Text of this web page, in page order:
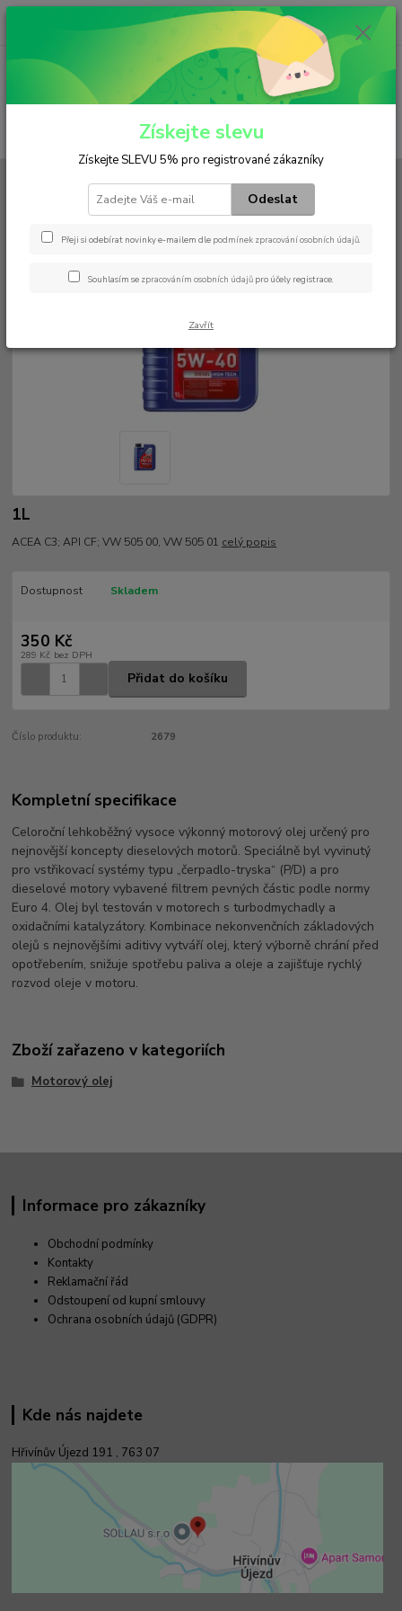
(Po-Pá, 6:30-15 hod.)
ks
0 Kč
Diesel High Tech 5W-40
1L
ACEA C3; API CF; VW 505 00, VW 505 01 celý popis
Dostupnost Skladem
350 Kč
289 Kč bez DPH
Přidat do košíku
Číslo produktu: 2679
Kompletní specifikace
Celoroční lehkoběžný vysoce výkonný motorový olej určený pro
nejnovější koncepty dieselových motorů. Speciálně byl vyvinutý
pro vstřikovací systémy typu „čerpadlo-tryska“ (P/D) a pro
dieselové motory vybavené filtrem pevných částic podle normy
Euro 4. Olej byl testován v motorech s turbodmychadly a
oxidačními katalyzátory. Kombinace nekonvenčních základových
olejů s nejnovějšími aditivy vytváří olej, který výborně chrání před
opotřebením, snižuje spotřebu paliva a oleje a zajišťuje rychlý
rozvod oleje v motoru.
Zboží zařazeno v kategoriích
Motorový olej
Informace pro zákazníky
Obchodní podmínky
Kontakty
Reklamační řád
Odstoupení od kupní smlouvy
Ochrana osobních údajů (GDPR)
Kde nás najdete
Hřivínův Újezd 191 , 763 07
Získejte slevu
Získejte SLEVU 5% pro registrované zákazníky
Odeslat
Přeji si odebírat novinky e-mailem dle podmínek zpracování osobních údajů.
Souhlasím se zpracováním osobních údajů pro účely registrace.
Zavřít